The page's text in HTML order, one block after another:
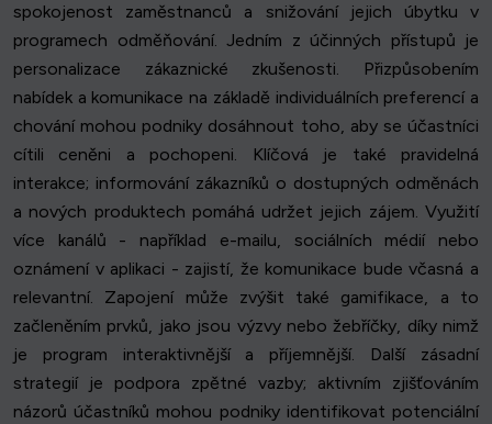
spokojenost zaměstnanců a snižování jejich úbytku v
programech odměňování. Jedním z účinných přístupů je
personalizace zákaznické zkušenosti. Přizpůsobením
nabídek a komunikace na základě individuálních preferencí a
chování mohou podniky dosáhnout toho, aby se účastníci
cítili ceněni a pochopeni. Klíčová je také pravidelná
interakce; informování zákazníků o dostupných odměnách
a nových produktech pomáhá udržet jejich zájem. Využití
více kanálů - například e-mailu, sociálních médií nebo
oznámení v aplikaci - zajistí, že komunikace bude včasná a
relevantní. Zapojení může zvýšit také gamifikace, a to
začleněním prvků, jako jsou výzvy nebo žebříčky, díky nimž
je program interaktivnější a příjemnější. Další zásadní
strategií je podpora zpětné vazby; aktivním zjišťováním
názorů účastníků mohou podniky identifikovat potenciální